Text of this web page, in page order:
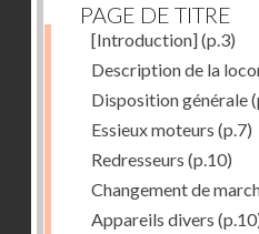
PAGE DE TITRE
[Introduction](p.3)
Description de la
Disposition générale
Essieux moteurs (p.7)
Redresseurs (p.10)
Changement de
Appareils divers